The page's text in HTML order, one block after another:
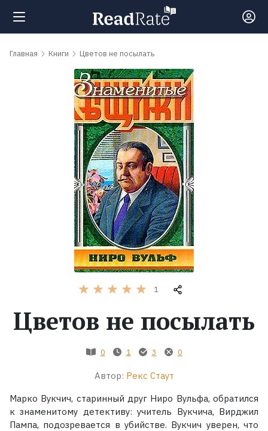
Поиск
обсуждаемые
Серии
Экранизации
Коллекции
Главная Книги Цветов не посылать
1
Цветов не посылать
0 1 3 0
Автор: Рекс Стаут
Марко Вукчич, старинный друг Ниро Вульфа, обратился
к знаменитому детективу: учитель Вукчича, Вирджил
Пампа, подозревается в убийстве. Вукчич уверен, что